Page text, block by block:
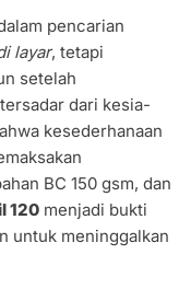
pencarian
layar, tetapi
setelah
dari kesia-
kesederhanaan
BC 150 gsm, dan
120 menjadi bukti
untuk meninggalkan